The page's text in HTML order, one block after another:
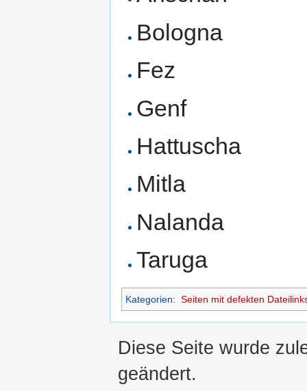
Bologna
Fez
Genf
Hattuscha
Mitla
Nalanda
Taruga
Kategorien: Seiten mit defekten
Diese Seite wurde
geändert.